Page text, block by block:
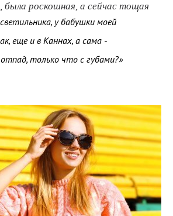
роскошная, а сейчас тощая
у бабушки моей
еще и в Каннах, а сама -
только что с губами?»